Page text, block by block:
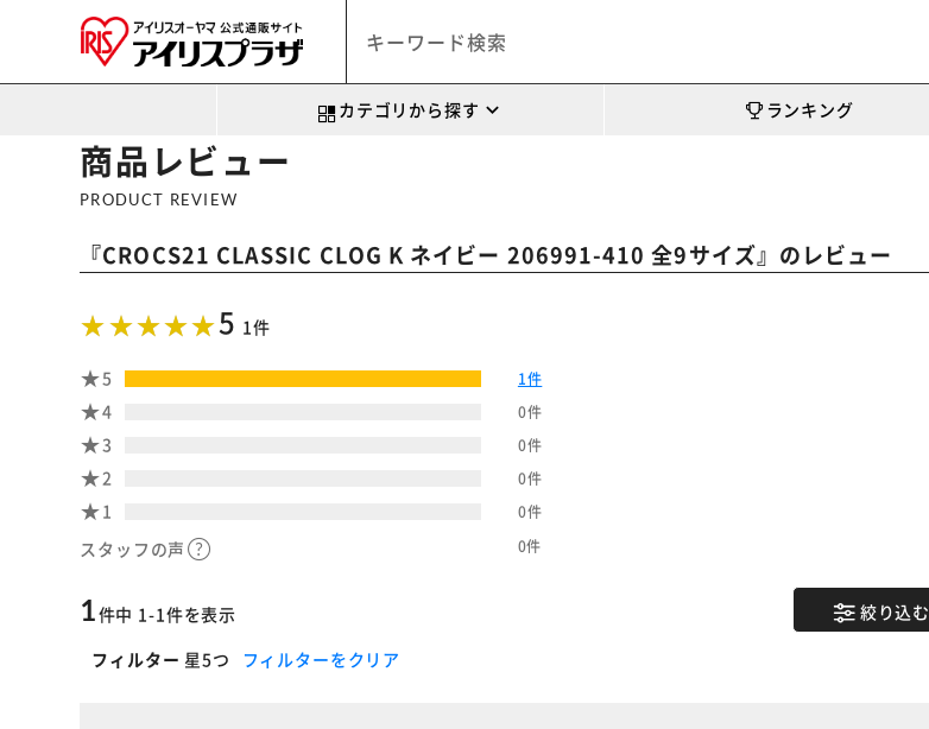
カテゴリから探す ランキング
商品レビュー
PRODUCT REVIEW
『CROCS21 CLASSIC CLOG K ネイビー 206991-410 全9サイズ』のレビュー
5 1件
5 1件
4 0件
3 0件
2 0件
1 0件
スタッフの声 0件
絞り込む
1件中 1-1件を表示
フィルター 星5つ フィルターをクリア